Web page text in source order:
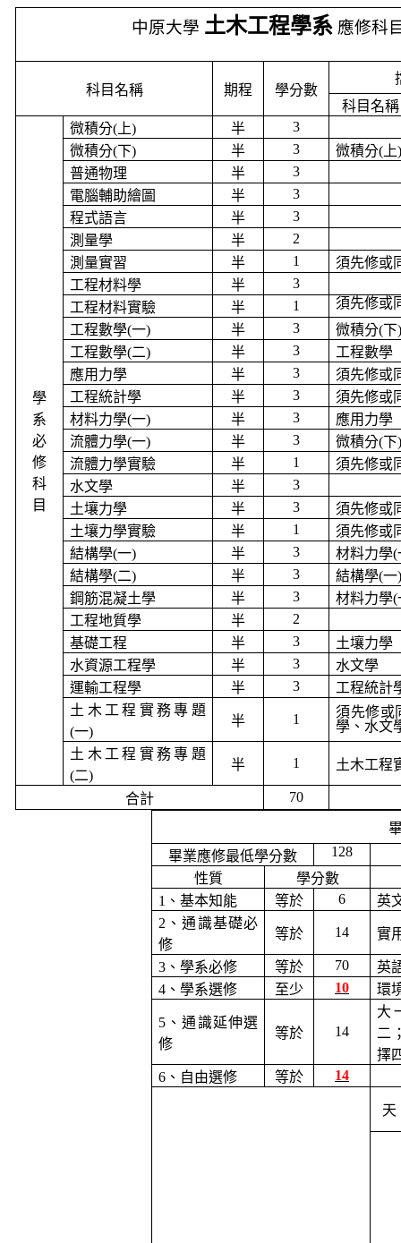
中原大學 土木工程學系 應修科
科目名稱 期程 學分數
科目名稱
學
系
必
修
科
目
微積分( 上) 半
3
微積分(下) 半 3 微積分( 上
普通物理
半
3
電腦輔助繪圖
半
3
程式語言
半
3
測量學
半
2
測量實習
半 1
須先修或
工程材料學
半
3
工程材料實驗
半 1
須先修或
工程數學(一) 半 3 微積分(下
工程數學(二) 半 3
工程數學
應用力學
半 3
須先修或
工程統計學
半 3
須先修或
材料力學(一) 半 3
應用力學
流體力學(一) 半 3 微積分(下
流體力學實驗
半 1
須先修或
水文學
半
3
土壤力學
半 3
須先修或
土壤力學實驗
半 1
須先修或
結構學(一) 半 3 材料力學(
結構學(二) 半 3 結構學(一
鋼筋混凝土學
半 3 材料力學(
工程地質學
半
2
基礎工程
半 3
土壤力學
水資源工程學
半 3
水文學
運輸工程學
半 3
工程統計
土木工程實務專題
(一)
半 1
須先修或
學、水文
土木工程實務專題
(二)
半 1 土木工程
合計 70
畢業應修最低學分數
128
性質
學分數
1 、基本知能 等於 6
英
2 、通識基礎必
修
等於 14 實
3 、學系必修 等於 70
英
4 、學系選修 至少 10 環
5 、通識延伸選
修
等於 14
大
二
擇
6 、自由選修 等於 14
天